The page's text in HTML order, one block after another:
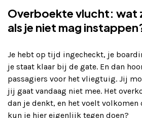
Adreswijziging
Overboekte vlucht: wat
als je niet mag
Je hebt op tijd ingecheckt, je
je staat klaar bij de gate. En dan
passagiers voor het vliegtuig. Jij
jij gaat vandaag niet mee. Het
dan je denkt, en het voelt volkomen
kun je hier eigenlijk tegen doen?